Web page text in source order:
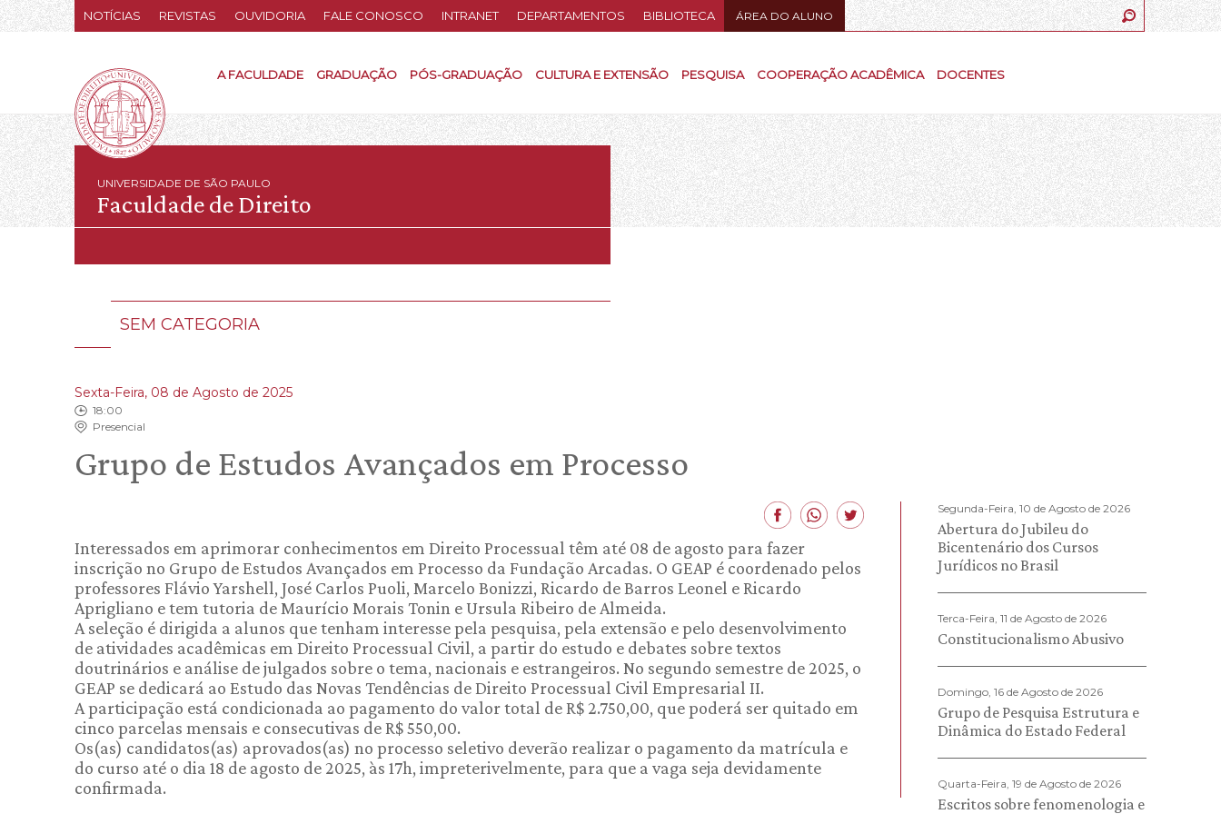
NOTÍCIAS REVISTAS OUVIDORIA FALE CONOSCO INTRANET DEPARTAMENTOS BIBLIOTECA ÁREA DO ALUNO
A FACULDADE GRADUAÇÃO PÓS-GRADUAÇÃO CULTURA E EXTENSÃO PESQUISA COOPERAÇÃO ACADÊMICA DOCENTES
UNIVERSIDADE DE SÃO PAULO
Faculdade de Direito
SEM CATEGORIA
Sexta-Feira, 08 de Agosto de 2025
18:00
Presencial
Grupo de Estudos Avançados em Processo
Interessados em aprimorar conhecimentos em Direito Processual têm até 08 de agosto para fazer
inscrição no Grupo de Estudos Avançados em Processo da Fundação Arcadas. O GEAP é coordenado pelos
professores Flávio Yarshell, José Carlos Puoli, Marcelo Bonizzi, Ricardo de Barros Leonel e Ricardo
Aprigliano e tem tutoria de Maurício Morais Tonin e Ursula Ribeiro de Almeida.
A seleção é dirigida a alunos que tenham interesse pela pesquisa, pela extensão e pelo desenvolvimento
de atividades acadêmicas em Direito Processual Civil, a partir do estudo e debates sobre textos
doutrinários e análise de julgados sobre o tema, nacionais e estrangeiros. No segundo semestre de 2025, o
GEAP se dedicará ao Estudo das Novas Tendências de Direito Processual Civil Empresarial II.
A participação está condicionada ao pagamento do valor total de R$ 2.750,00, que poderá ser quitado em
cinco parcelas mensais e consecutivas de R$ 550,00.
Os(as) candidatos(as) aprovados(as) no processo seletivo deverão realizar o pagamento da matrícula e
do curso até o dia 18 de agosto de 2025, às 17h, impreterivelmente, para que a vaga seja devidamente
confirmada.
Segunda-Feira, 10 de Agosto de 2026
Abertura do Jubileu do
Bicentenário dos Cursos
Jurídicos no Brasil
Terca-Feira, 11 de Agosto de 2026
Constitucionalismo Abusivo
Domingo, 16 de Agosto de 2026
Grupo de Pesquisa Estrutura e
Dinâmica do Estado Federal
Quarta-Feira, 19 de Agosto de 2026
Escritos sobre fenomenologia e